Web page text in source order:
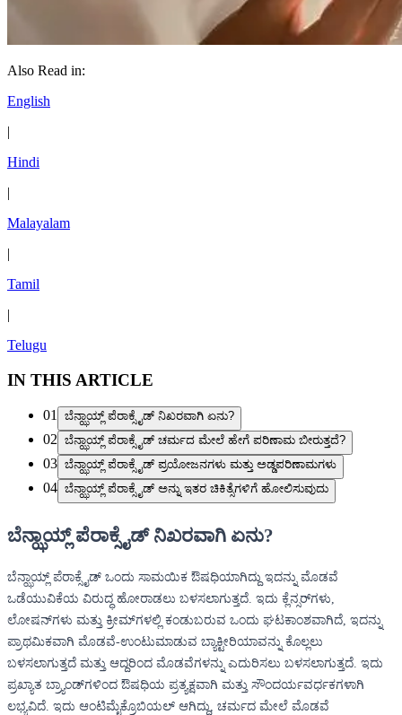
Also Read in:
English
|
Hindi
|
Malayalam
|
Tamil
|
Telugu
IN THIS ARTICLE
01 ಬೆನ್ಝಾಯ್ಲ್ ಪೆರಾಕ್ಸೈಡ್ ನಿಖರವಾಗಿ ಏನು?
02 ಬೆನ್ಝಾಯ್ಲ್ ಪೆರಾಕ್ಸೈಡ್ ಚರ್ಮದ ಮೇಲೆ ಹೇಗೆ ಪರಿಣಾಮ ಬೀರುತ್ತದೆ?
03 ಬೆನ್ಝಾಯ್ಲ್ ಪೆರಾಕ್ಸೈಡ್ ಪ್ರಯೋಜನಗಳು ಮತ್ತು ಅಡ್ಡಪರಿಣಾಮಗಳು
04 ಬೆನ್ಝಾಯ್ಲ್ ಪೆರಾಕ್ಸೈಡ್ ಅನ್ನು ಇತರ ಚಿಕಿತ್ಸೆಗಳಿಗೆ ಹೋಲಿಸುವುದು
ಬೆನ್ಝಾಯ್ಲ್ ಪೆರಾಕ್ಸೈಡ್ ನಿಖರವಾಗಿ ಏನು?
ಬೆನ್ಝಾಯ್ಲ್ ಪೆರಾಕ್ಸೈಡ್ ಒಂದು ಸಾಮಯಿಕ ಔಷಧಿಯಾಗಿದ್ದು ಇದನ್ನು ಮೊಡವೆ
ಒಡೆಯುವಿಕೆಯ ವಿರುದ್ಧ ಹೋರಾಡಲು ಬಳಸಲಾಗುತ್ತದೆ. ಇದು ಕ್ಲೆನ್ಸರ್‌ಗಳು,
ಲೋಷನ್‌ಗಳು ಮತ್ತು ಕ್ರೀಮ್‌ಗಳಲ್ಲಿ ಕಂಡುಬರುವ ಒಂದು ಘಟಕಾಂಶವಾಗಿದೆ, ಇದನ್ನು
ಪ್ರಾಥಮಿಕವಾಗಿ ಮೊಡವೆ-ಉಂಟುಮಾಡುವ ಬ್ಯಾಕ್ಟೀರಿಯಾವನ್ನು ಕೊಲ್ಲಲು
ಬಳಸಲಾಗುತ್ತದೆ ಮತ್ತು ಆದ್ದರಿಂದ ಮೊಡವೆಗಳನ್ನು ಎದುರಿಸಲು ಬಳಸಲಾಗುತ್ತದೆ. ಇದು
ಪ್ರಖ್ಯಾತ ಬ್ರ್ಯಾಂಡ್‌ಗಳಿಂದ ಔಷಧಿಯ ಪ್ರತ್ಯಕ್ಷವಾಗಿ ಮತ್ತು ಸೌಂದರ್ಯವರ್ಧಕಗಳಾಗಿ
ಲಭ್ಯವಿದೆ. ಇದು ಆಂಟಿಮೈಕ್ರೊಬಿಯಲ್ ಆಗಿದ್ದು, ಚರ್ಮದ ಮೇಲೆ ಮೊಡವೆ